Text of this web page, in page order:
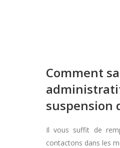
Comment
suspension
Il vous suffit de
contactons dans les